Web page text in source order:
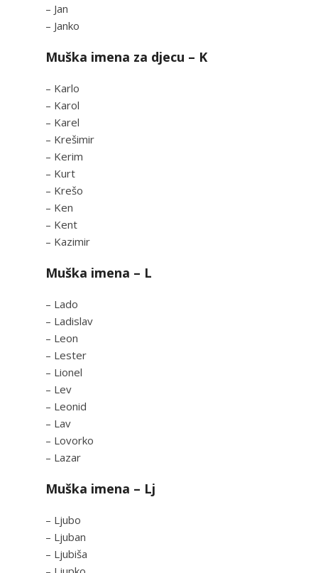
– Jan
– Janko
Muška imena za djecu – K
– Karlo
– Karol
– Karel
– Krešimir
– Kerim
– Kurt
– Krešo
– Ken
– Kent
– Kazimir
Muška imena – L
– Lado
– Ladislav
– Leon
– Lester
– Lionel
– Lev
– Leonid
– Lav
– Lovorko
– Lazar
Muška imena – Lj
– Ljubo
– Ljuban
– Ljubiša